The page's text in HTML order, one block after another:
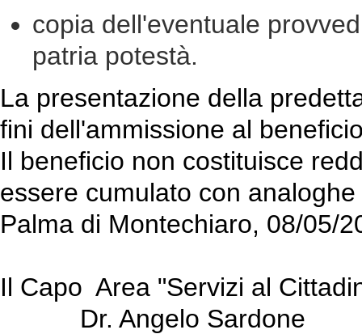
copia dell'eventuale
patria potestà.
La presentazione della
fini dell'ammissione al
Il beneficio non costituisce
essere cumulato con
Palma di Montechiaro, 08/05/
Il Capo Area "Servizi al
Dr. Angelo Sardone